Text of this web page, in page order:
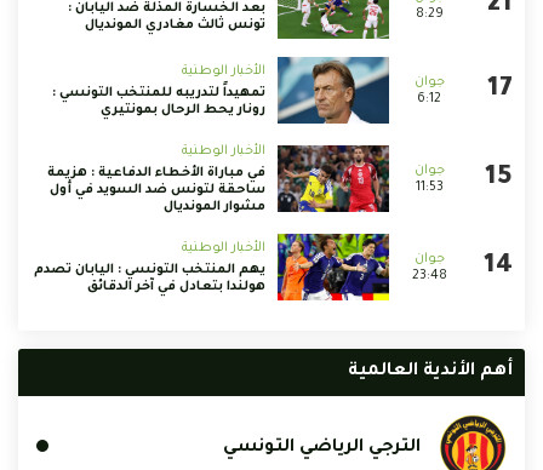
8:29
بعد الخسارة المذلة ضد اليابان :
تونس ثالث مغادري المونديال
6:12
الأخبار الوطنية
تمهيداً لتدريبه للمنتخب التونسي :
رونار يحط الرحال بمونتيري
11:53
الأخبار الوطنية
في مباراة الأخطاء الدفاعية : هزيمة
ساحقة لتونس ضد السويد في أول
مشوار المونديال
23:48
الأخبار الوطنية
يهم المنتخب التونسي : اليابان تصدم
هولندا بتعادل في آخر الدقائق
أهم الأندية العالمية
الترجي الرياضي التونسي